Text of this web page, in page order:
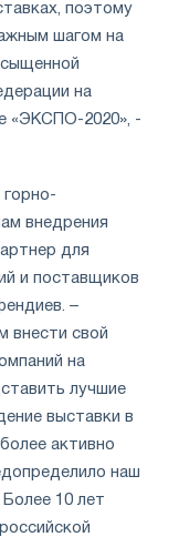
поэтому
шагом на
на
«ЭКСПО-2020», -
горно-
внедрения
для
и поставщиков
–
внести свой
на
лучшие
выставки в
активно
наш
10 лет